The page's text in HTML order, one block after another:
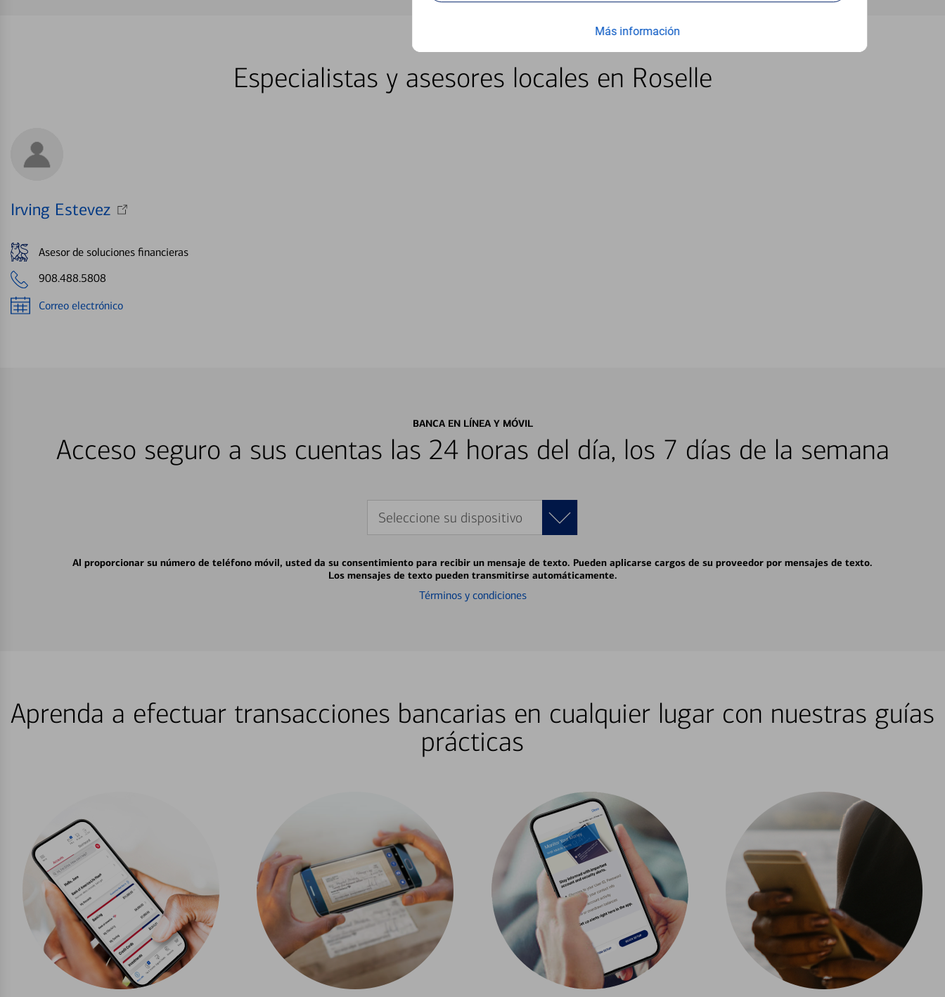
Más información
Especialistas y asesores locales en Roselle
Irving Estevez
Asesor de soluciones financieras
908.488.5808
Correo electrónico
BANCA EN LÍNEA Y MÓVIL
Acceso seguro a sus cuentas las 24 horas del día, los 7 días de la semana
Seleccione su dispositivo
Al proporcionar su número de teléfono móvil, usted da su consentimiento para recibir un mensaje de texto. Pueden aplicarse cargos de su proveedor por mensajes de texto.
Los mensajes de texto pueden transmitirse automáticamente.
Términos y condiciones
Aprenda a efectuar transacciones bancarias en cualquier lugar con nuestras guías
prácticas